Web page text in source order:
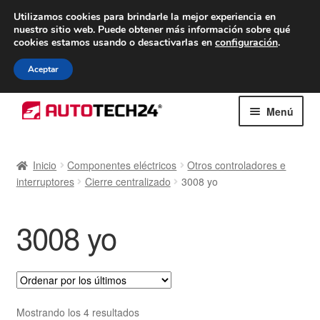
ENTREGA desde 7 EUR
De lunes a viernes de 9 a. m. a 4 p. m.
navegación
al
Menú
Caja registradora
Inicio Componentes eléctricos
Otros controladores e
interruptores
Cierre centralizado 3008 yo
3008 yo
Mostrando los 4 resultadosOrdenado
Utilizamos cookies para brindarle la mejor experiencia en
nuestro sitio web. Puede obtener más información sobre qué
cookies estamos usando o desactivarlas en configuración.
Aceptar